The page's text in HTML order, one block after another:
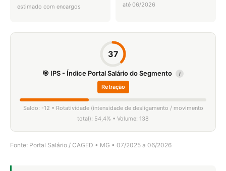
estimado com encargos até 06/2026
37
🎯 IPS - Índice Portal Salário do Segmento i
Retração
Saldo: -12 • Rotatividade (intensidade de desligamento / movimento
total): 54,4% • Volume: 138
Fonte: Portal Salário / CAGED • MG • 07/2025 a 06/2026